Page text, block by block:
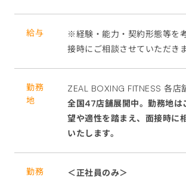
給与
※経験・能力・契約形態等を
接時にご相談させていただきま
勤務
地
ZEAL BOXING FITNESS 各店
全国47店舗展開中。勤務地は
望や適性を踏まえ、面接時に
いたします。
勤務
＜正社員のみ＞